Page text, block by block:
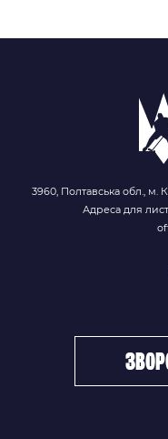
3960, Полтавська обл., м.
Адреса для